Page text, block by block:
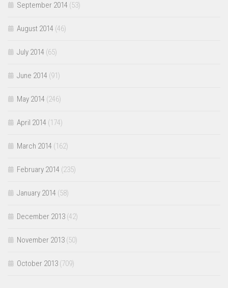
September 2014 (53)
August 2014 (46)
July 2014 (65)
June 2014 (91)
May 2014 (246)
April 2014 (174)
March 2014 (162)
February 2014 (235)
January 2014 (58)
December 2013 (42)
November 2013 (50)
October 2013 (709)